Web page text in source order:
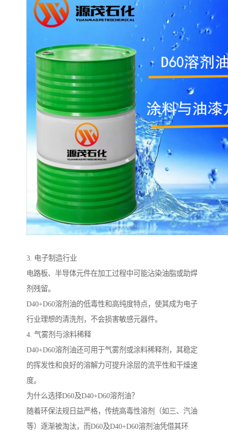
3. 电子制造行业
电路板、半导体元件在加工过程中可能沾染油脂或助焊
剂残留。
D40+D60溶剂油的低毒性和高纯度特点，使其成为电子
行业理想的清洗剂，不会损害敏感元器件。
4. 气雾剂与涂料稀释
D40+D60溶剂油还可用于气雾剂或涂料稀释剂，其稳定
的挥发性和良好的溶解力可提升涂层的流平性和干燥速
度。
为什么选择D60及D40+D60溶剂油？
随着环保法规日益严格，传统高毒性溶剂（如三、汽油
等）逐渐被淘汰，而D60及D40+D60溶剂油凭借其环